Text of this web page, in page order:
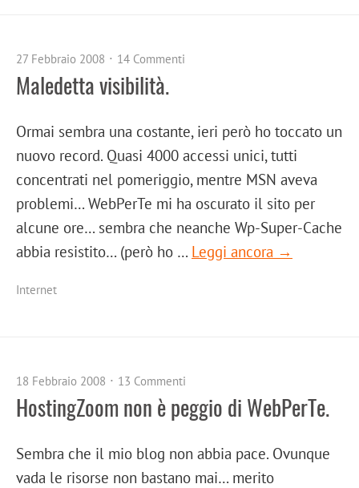
27 Febbraio 2008 14 Commenti
Maledetta visibilità.
Ormai sembra una costante, ieri però ho toccato un
nuovo record. Quasi 4000 accessi unici, tutti
concentrati nel pomeriggio, mentre MSN aveva
problemi… WebPerTe mi ha oscurato il sito per
alcune ore… sembra che neanche Wp-Super-Cache
abbia resistito… (però ho … Leggi ancora →
Internet
18 Febbraio 2008 13 Commenti
HostingZoom non è peggio di WebPerTe.
Sembra che il mio blog non abbia pace. Ovunque
vada le risorse non bastano mai… merito